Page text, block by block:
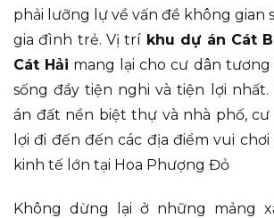
phải lưỡng lự về vấn đề không gian
gia đình trẻ. Vị trí khu dự án Cát
Cát Hải mang lại cho cư dân tương
sống đầy tiện nghi và tiện lợi
án đất nền biệt thự và nhà phố,
lợi đi đến đến các địa điểm vui chơi
kinh tế lớn tại Hoa Phượng Đỏ
Không dừng lại ở những mảng